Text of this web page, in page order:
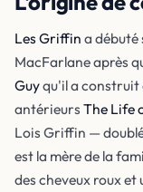
Les Griffin a débuté
MacFarlane après
Guyqu'il a construit
antérieurs The Life
Lois Griffin —
est la mère de la
des cheveux roux